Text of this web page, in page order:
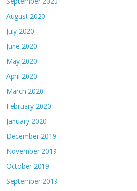
August 2020
July 2020
June 2020
May 2020
April 2020
March 2020
February 2020
January 2020
December 2019
November 2019
October 2019
September 2019